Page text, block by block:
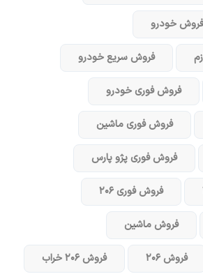
فروش خودرو
فروش سریع خودرو
فروش فوری خودرو
فروش فوری ماشین
فروش فوری پژو پارس
فروش فوری ۲۰۶
فروش ماشین
فروش ۲۰۶ فروش ۲۰۶ خراب